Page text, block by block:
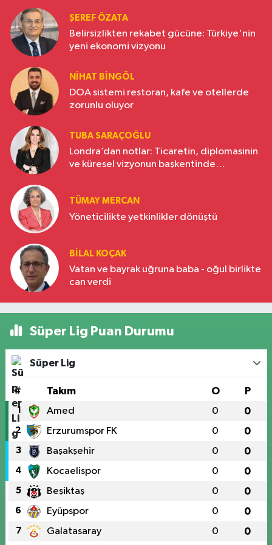
ŞEREF ÖZATA
Belirsizlikten rekabet gücüne: Türkiye'nin
yeni ekonomi vizyonu
NIHAT BINGÖL
DOA sistemi restoran, kafe ve otellerde
zorunlu oluyor
TUBA SARAÇOĞLU
Londra’dan notlar: Ticaretin, diplomasinin
ve küresel vizyonun başkentinde
TÜMAY MERCAN
Yöneticilikte yetkinlikler dönüştü
BILAL KOÇAK
Vatan ve bayrak uğruna baba - oğul birlikte
can verdi
Süper Lig Puan Durumu
Süper Lig
# Takım O P
1 Amed 0 0
2 Erzurumspor FK 0 0
3 Başakşehir 0 0
4 Kocaelispor 0 0
5 Beşiktaş 0 0
6 Eyüpspor 0 0
7 Galatasaray 0 0